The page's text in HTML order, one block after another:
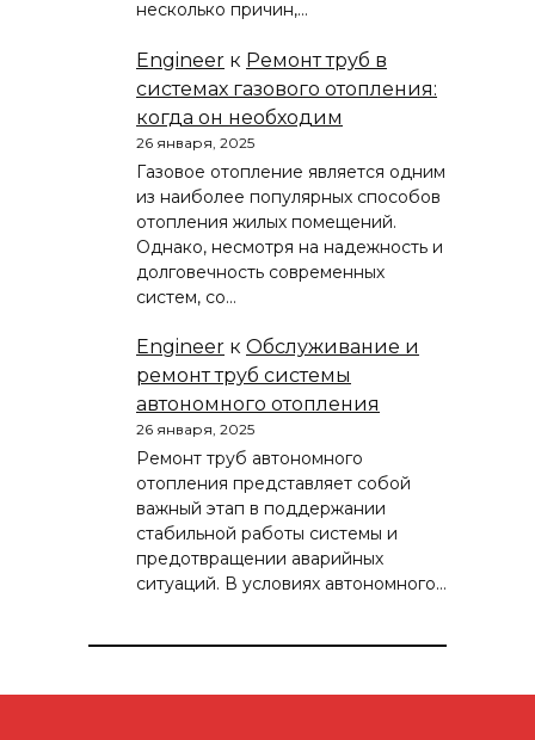
несколько причин,…
Engineer к Ремонт труб в
системах газового отопления:
когда он необходим
26 января, 2025
Газовое отопление является одним
из наиболее популярных способов
отопления жилых помещений.
Однако, несмотря на надежность и
долговечность современных
систем, со…
Engineer к Обслуживание и
ремонт труб системы
автономного отопления
26 января, 2025
Ремонт труб автономного
отопления представляет собой
важный этап в поддержании
стабильной работы системы и
предотвращении аварийных
ситуаций. В условиях автономного…